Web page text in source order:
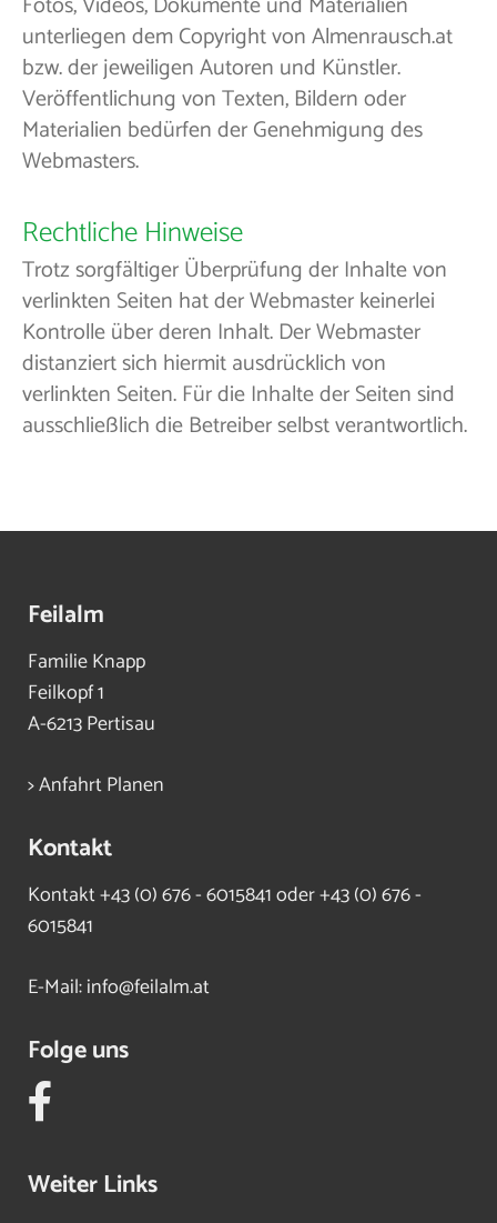
unterliegen dem Copyright von Almenrausch.at
bzw. der jeweiligen Autoren und Künstler.
Veröffentlichung von Texten, Bildern oder
Materialien bedürfen der Genehmigung des
Webmasters.
Rechtliche Hinweise
Trotz sorgfältiger Überprüfung der Inhalte von
verlinkten Seiten hat der Webmaster keinerlei
Kontrolle über deren Inhalt. Der Webmaster
distanziert sich hiermit ausdrücklich von
verlinkten Seiten. Für die Inhalte der Seiten sind
ausschließlich die Betreiber selbst verantwortlich.
Feilalm
Familie Knapp
Feilkopf 1
A-6213 Pertisau
> Anfahrt Planen
Kontakt
Kontakt+43 (0) 676 - 6015841 oder +43 (0) 676 -
6015841
E-Mail:info@feilalm.at
Folge uns
Weiter Links